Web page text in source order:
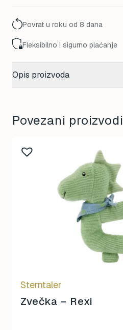
Povrat u roku od 8 dana
Fleksibilno i sigurno plaćanje
Opis proizvoda
Povezani proizvodi
Sterntaler
Zvečka – Rexi